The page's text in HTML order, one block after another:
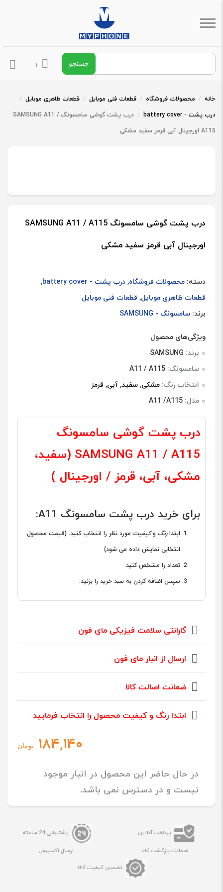
ورود / ثبت
خانه / محصولات فروشگاه / قطعات فنی موبایل / قطعات ظاهری موبایل /
درب پشت - battery cover
/
درب پشت گوشی سامسونگ SAMSUNG A11 /
A115 اورجینال آبی قرمز سفید مشکی
درب پشت گوشی سامسونگ SAMSUNG A11 / A115
اورجینال آبی قرمز سفید مشکی
دسته: محصولات فروشگاه, درب پشت - battery cover
,
قطعات ظاهری موبایل, قطعات فنی موبایل
برند: سامسونگ - SAMSUNG
ویژگی‌های محصول
برند: SAMSUNG
سامسونگ: A11 / A115
انتخاب رنگ: مشکی, سفید, آبی, قرمز
مدل: A11 /A115
درب پشت گوشی سامسونگ
SAMSUNG A11 / A115 (سفید،
مشکی، آبی، قرمز / اورجینال )
برای خرید درب پشت سامسونگ A11:
ابتدارنگ وکیفیت مورد نظر را انتخاب کنید. (قیمت محصول
انتخابی نمایش داده می شود)
تعداد را مشخص کنید.
سپس اضافه کردن به سبد خرید را بزنید.
گارانتی سلامت فیزیکی مای فون
ارسال از انبار مای فون
ضمانت اصالت کالا
ابتدا رنگ و کیفیت محصول را انتخاب فرمایید
۱۸۴,۱۴۰ تومان
در حال حاضر این محصول در انبار موجود
نیست و در دسترس نمی باشد.
پرداخت آنلاین پشتیبانی 24 ساعته
ضمانت بازگشت کالا ارسال اکسپرس
تضمین کیفیت کالا